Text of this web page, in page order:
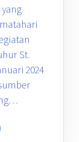
yang
St.
2024